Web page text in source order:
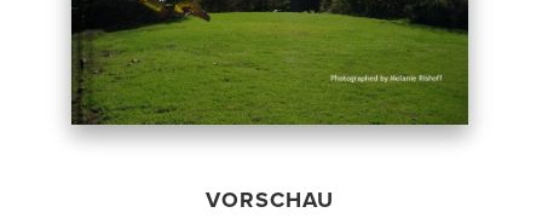
VORSCHAU